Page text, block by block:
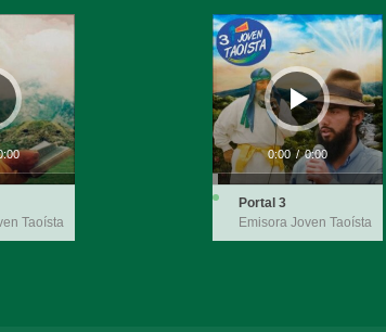
Taoísta
Reproductor
de
audio
0:00 / 0:00
Portal 3
Emisora Joven Taoísta